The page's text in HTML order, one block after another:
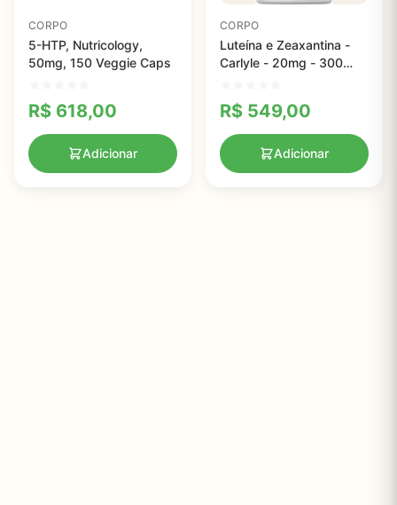
CORPO
5-HTP, Nutricology,
50mg, 150 Veggie Caps
R$ 618,00
Adicionar
CORPO
Luteína e Zeaxantina -
Carlyle - 20mg - 300
R$ 549,00
Adicionar